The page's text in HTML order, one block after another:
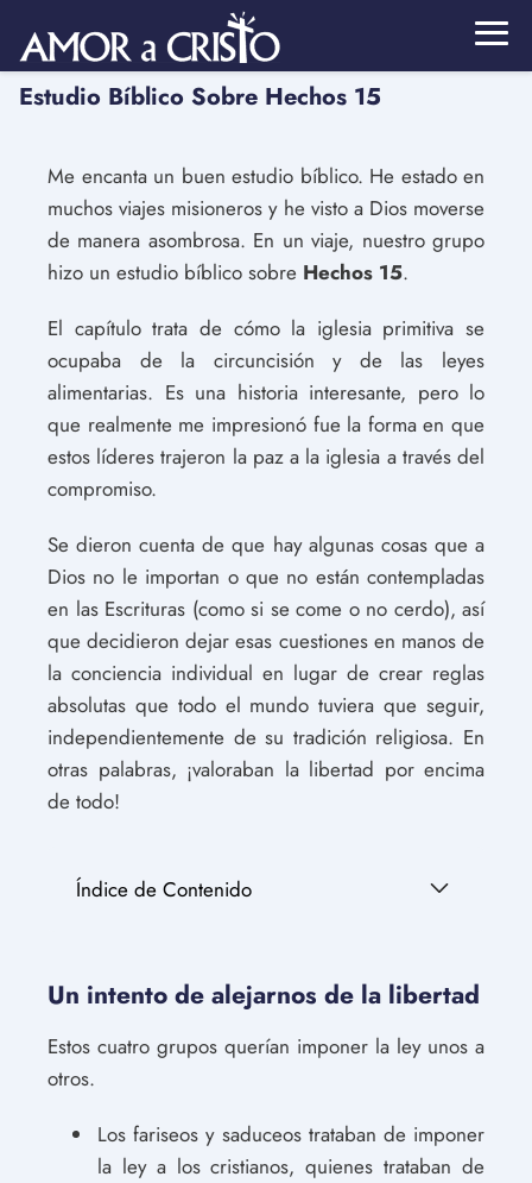
Estudio Bíblico Sobre Hechos 15
Me encanta un buen estudio bíblico. He estado en
muchos viajes misioneros y he visto a Dios moverse
de manera asombrosa. En un viaje, nuestro grupo
hizo un estudio bíblico sobre Hechos 15.
El capítulo trata de cómo la iglesia primitiva se
ocupaba de la circuncisión y de las leyes
alimentarias. Es una historia interesante, pero lo
que realmente me impresionó fue la forma en que
estos líderes trajeron la paz a la iglesia a través del
compromiso.
Se dieron cuenta de que hay algunas cosas que a
Dios no le importan o que no están contempladas
en las Escrituras (como si se come o no cerdo), así
que decidieron dejar esas cuestiones en manos de
la conciencia individual en lugar de crear reglas
absolutas que todo el mundo tuviera que seguir,
independientemente de su tradición religiosa. En
otras palabras, ¡valoraban la libertad por encima
de todo!
Índice de Contenido
Un intento de alejarnos de la libertad
Estos cuatro grupos querían imponer la ley unos a
otros.
Los fariseos y saduceos trataban de imponer
la ley a los cristianos, quienes trataban de